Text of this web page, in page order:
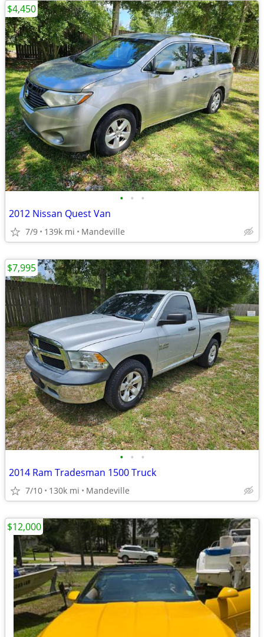
• • •
2012 Nissan Quest Van
7/9 139k mi Mandeville
$4,450
• • •
2014 Ram Tradesman 1500 Truck
7/10 130k mi Mandeville
$7,995
$12,000